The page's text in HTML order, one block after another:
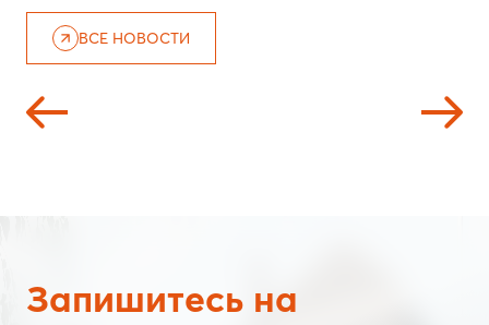
экскурсию